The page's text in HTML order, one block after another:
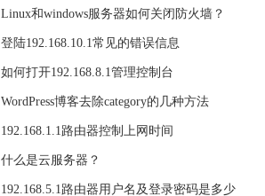
Linux和windows服务器如何关闭防火墙？
登陆192.168.10.1常见的错误信息
如何打开192.168.8.1管理控制台
WordPress博客去除category的几种方法
192.168.1.1路由器控制上网时间
什么是云服务器？
192.168.5.1路由器用户名及登录密码是多少